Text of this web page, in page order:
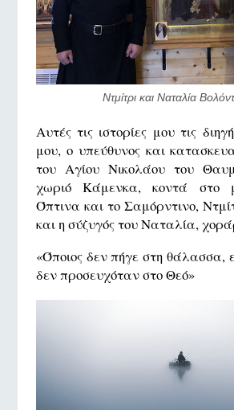
Ντμίτρι και Ναταλία
Αυτές τις ιστορίες μου τις
μου, ο υπεύθυνος και
του Αγίου Νικολάου του
χωριό Κάμενκα, κοντά στο
Όπτινα και το Σαμόρντινο,
και η σύζυγός του Ναταλία,
«Όποιος δεν πήγε στη θάλασσα,
δεν προσευχόταν στο Θεό»